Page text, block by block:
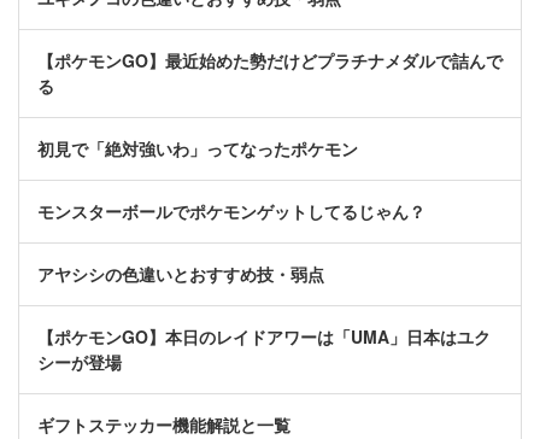
【ポケモンGO】最近始めた勢だけどプラチナメダルで詰んで
る
初見で「絶対強いわ」ってなったポケモン
モンスターボールでポケモンゲットしてるじゃん？
アヤシシの色違いとおすすめ技・弱点
【ポケモンGO】本日のレイドアワーは「UMA」日本はユク
シーが登場
ギフトステッカー機能解説と一覧